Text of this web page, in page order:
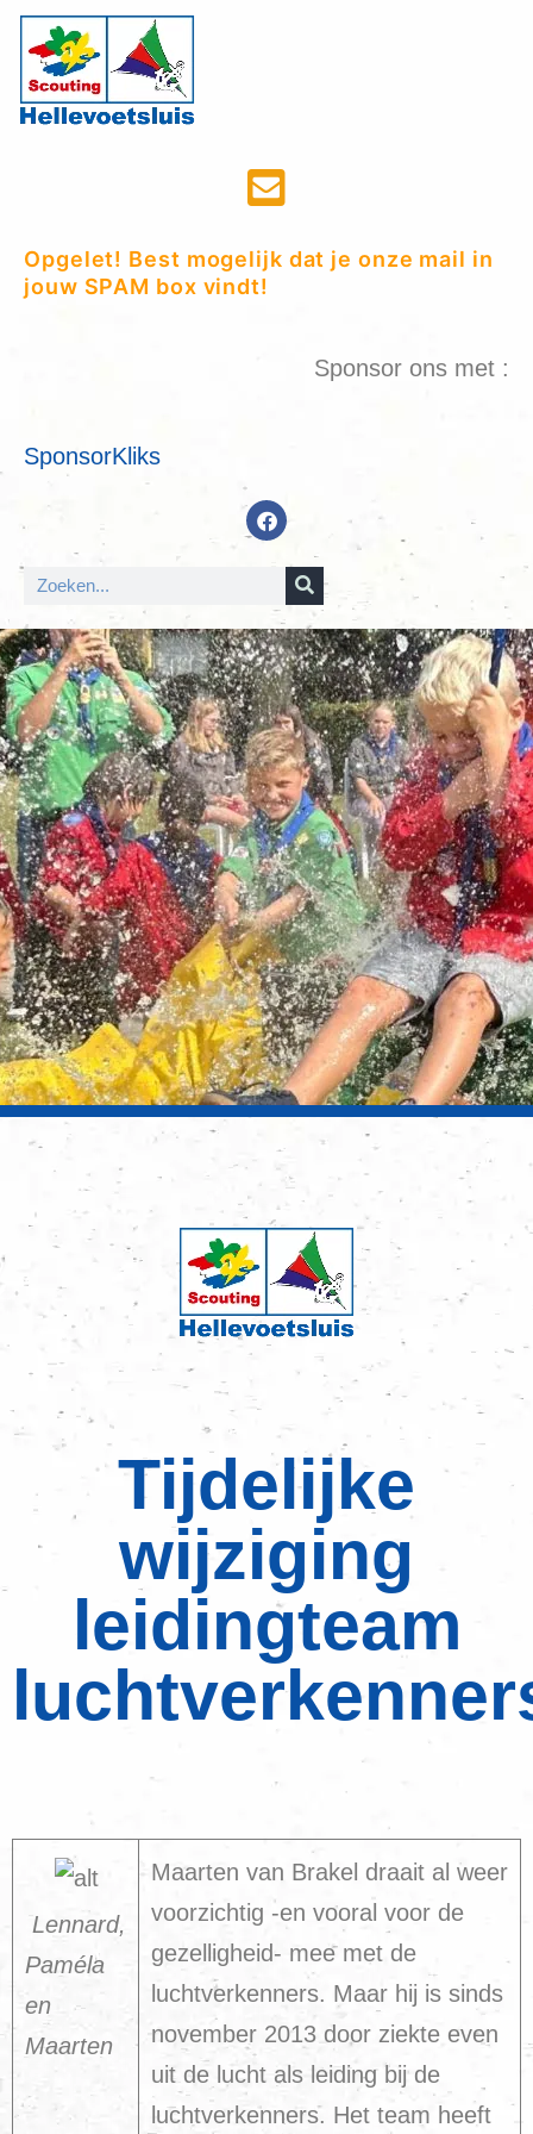
Opgelet! Best mogelijk dat je onze mail in
jouw SPAM box vindt!
Sponsor ons met :
SponsorKliks
Tijdelijke
wijziging
leidingteam
Lennard,
Paméla
en
Maarten
Maarten van Brakel draait al weer
voorzichtig -en vooral voor de
gezelligheid- mee met de
luchtverkenners. Maar hij is sinds
november 2013 door ziekte even
uit de lucht als leiding bij de
luchtverkenners. Het team heeft